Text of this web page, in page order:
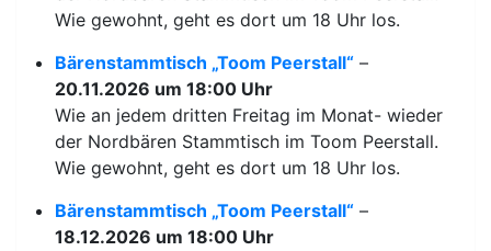
Wie gewohnt, geht es dort um 18 Uhr los.
Bärenstammtisch „Toom Peerstall“ –
20.11.2026 um 18:00 Uhr
Wie an jedem dritten Freitag im Monat- wieder
der Nordbären Stammtisch im Toom Peerstall.
Wie gewohnt, geht es dort um 18 Uhr los.
Bärenstammtisch „Toom Peerstall“ –
18.12.2026 um 18:00 Uhr